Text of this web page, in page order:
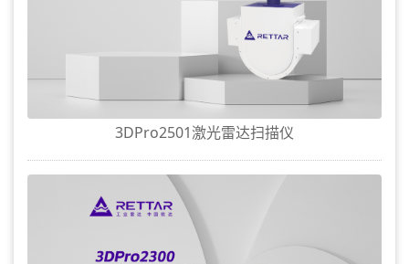
3DPro2501激光雷达扫描仪